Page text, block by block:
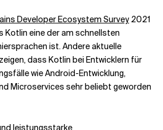
Developer Ecosystem Survey 2021
Kotlin eine der am schnellsten
ist. Andere aktuelle
dass Kotlin bei Entwicklern für
wie Android-Entwicklung,
Microservices sehr beliebt geworden
leistungsstarke